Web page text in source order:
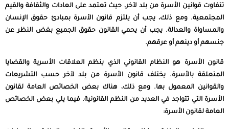
تتفاوت قوانين الأسرة من بلد لآخر، حيث تعتمد على العادات والثقافة والقيم
المجتمعية. ومع ذلك، يجب أن يلتزم قانون الأسرة بمبادئ حقوق الإنسان
والمساواة والعدالة. يجب أن يحمي القانون حقوق الجميع بغض النظر عن
جنسهم أو دينهم أو عرقهم.
قانون الأسرة هو النظام القانوني الذي ينظم العلاقات الأسرية والقضايا
المتعلقة بالأسرة. يختلف قانون الأسرة من بلد لآخر حسب التشريعات
والقوانين المعمول بها. ومع ذلك، هناك بعض الخصائص العامة لقانون
الأسرة التي تتواجد في العديد من النظم القانونية. فيما يلي بعض الخصائص
العامة لقانون الأسرة: